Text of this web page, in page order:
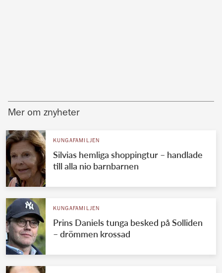
Mer om znyheter
KUNGAFAMILJEN
Silvias hemliga shoppingtur – handlade
till alla nio barnbarnen
KUNGAFAMILJEN
Prins Daniels tunga besked på Solliden
– drömmen krossad